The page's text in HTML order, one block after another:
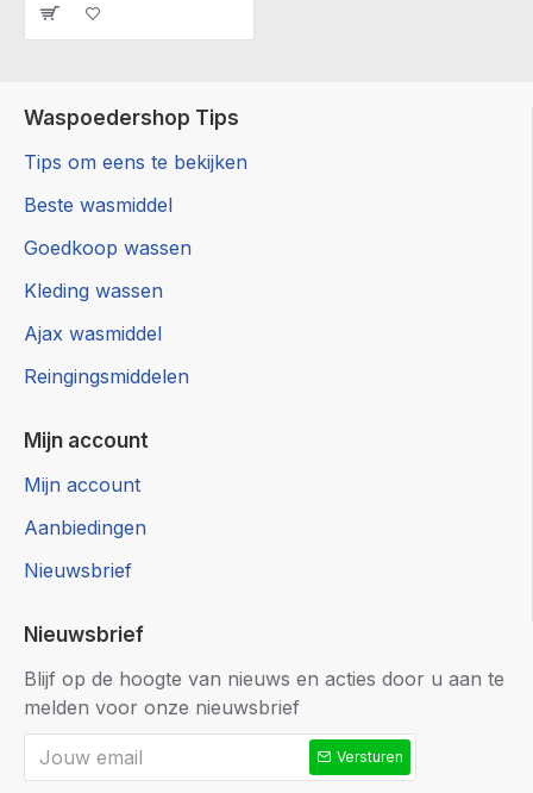
Waspoedershop Tips
Tips om eens te bekijken
Beste wasmiddel
Goedkoop wassen
Kleding wassen
Ajax wasmiddel
Reingingsmiddelen
Mijn account
Mijn account
Aanbiedingen
Nieuwsbrief
Nieuwsbrief
Blijf op de hoogte van nieuws en acties door u aan te
melden voor onze nieuwsbrief
Versturen